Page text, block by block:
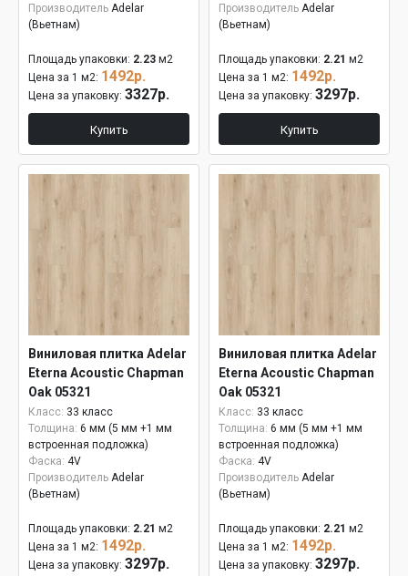
Производитель Adelar
(Вьетнам)
Площадь упаковки: 2.23 м2
Цена за 1 м2: 1492р.
Цена за упаковку: 3327р.
Купить
Производитель Adelar
(Вьетнам)
Площадь упаковки: 2.21 м2
Цена за 1 м2: 1492р.
Цена за упаковку: 3297р.
Купить
Виниловая плитка Adelar
Eterna Acoustic Chapman
Oak 05321
Класс: 33 класс
Толщина: 6 мм (5 мм +1 мм
встроенная подложка)
Фаска: 4V
Производитель Adelar
(Вьетнам)
Площадь упаковки: 2.21 м2
Цена за 1 м2: 1492р.
Цена за упаковку: 3297р.
Виниловая плитка Adelar
Eterna Acoustic Chapman
Oak 05321
Класс: 33 класс
Толщина: 6 мм (5 мм +1 мм
встроенная подложка)
Фаска: 4V
Производитель Adelar
(Вьетнам)
Площадь упаковки: 2.21 м2
Цена за 1 м2: 1492р.
Цена за упаковку: 3297р.